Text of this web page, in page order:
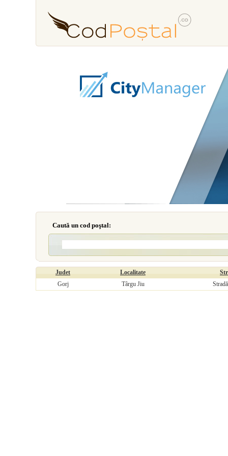
Caută un cod poştal:
Judet Localitate
Gorj
Târgu Jiu